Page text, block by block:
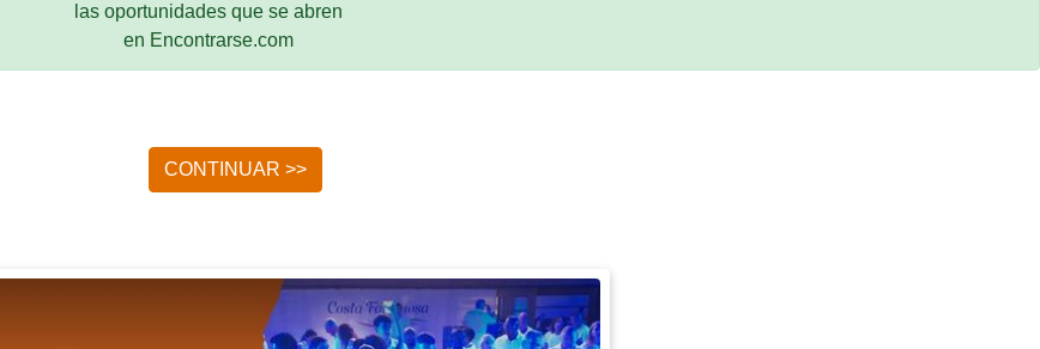
las oportunidades que se abren
en Encontrarse.com
CONTINUAR >>